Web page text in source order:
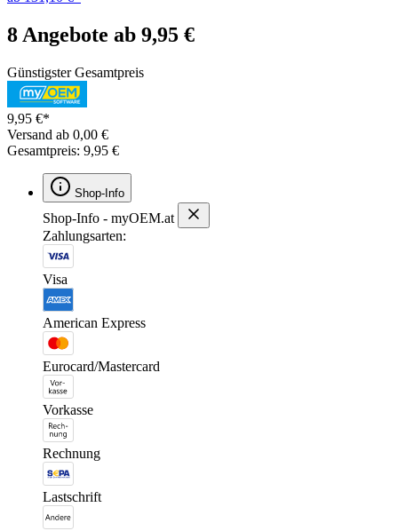
8 Angebote ab 9,95 €
Günstigster Gesamtpreis
9,95 €*
Versand ab 0,00 €
Gesamtpreis: 9,95 €
Shop-Info
Shop-Info - myOEM.at
Zahlungsarten:
Visa
American Express
Eurocard/Mastercard
Vorkasse
Rechnung
Lastschrift